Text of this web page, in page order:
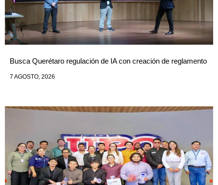
Busca Querétaro regulación de IA con creación de reglamento
7 AGOSTO, 2026